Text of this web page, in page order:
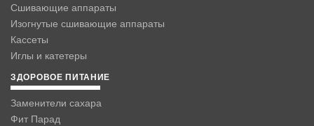
Сшивающие аппараты
Изогнутые сшивающие аппараты
Кассеты
Иглы и катетеры
ЗДОРОВОЕ ПИТАНИЕ
Заменители сахара
Фит Парад